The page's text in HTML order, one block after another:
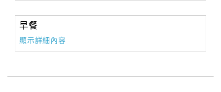
早餐
顯示詳細內容